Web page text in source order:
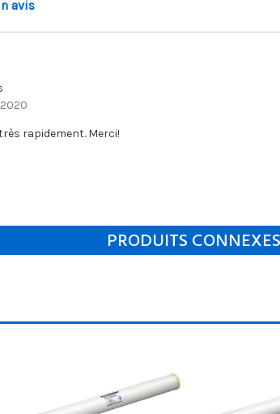
avis
rapidement. Merci!
PRODUITS CONNEXES